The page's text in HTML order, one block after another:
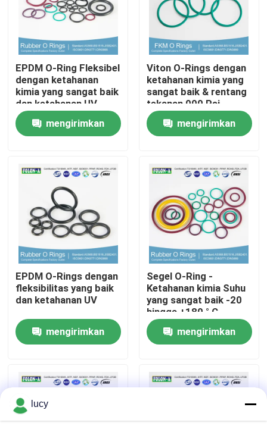
Rumah
Produk
Tentang kita
Wisata pabrik
Kontrol kualitas
Berita
Semua Kasus
karet o cincin
EPDM O-Ring Fleksibel
dengan ketahanan
kimia yang sangat baik
dan ketahanan UV
yang baik
mengirimkan
Viton O-Rings dengan
ketahanan kimia yang
sangat baik & rentang
tekanan 000 Psi
mengirimkan
EPDM O-Rings dengan
fleksibilitas yang baik
dan ketahanan UV
mengirimkan
Segel O-Ring -
Ketahanan kimia Suhu
yang sangat baik -20
hingga +180 ° C
Perpanjangan tinggi
mengirimkan
lucy